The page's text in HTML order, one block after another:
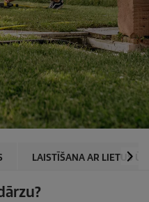
LAISTĪŠANA AR LIETUS